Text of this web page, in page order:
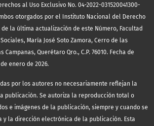
al Uso Exclusivo No. 04-2022-031520041300-
otorgados por el Instituto Nacional del Derecho
la última actualización de este Número, Facultad
María José Soto Zamora, Cerro de las
Campanas, Querétaro Qro., C.P. 76010. Fecha de
enero de 2026.
por los autores no necesariamente reflejan la
publicación. Se autoriza la reproducción total o
e imágenes de la publicación, siempre y cuando se
y la dirección electrónica de la publicación. Esta